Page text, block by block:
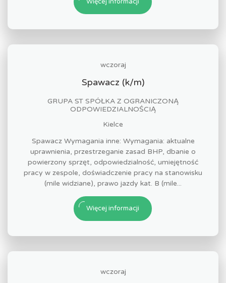
wczoraj
Spawacz (k/m)
GRUPA ST SPÓŁKA Z OGRANICZONĄ
ODPOWIEDZIALNOŚCIĄ
Kielce
Spawacz Wymagania inne: Wymagania: aktualne
uprawnienia, przestrzeganie zasad BHP, dbanie o
powierzony sprzęt, odpowiedzialność, umiejętność
pracy w zespole, doświadczenie pracy na stanowisku
(mile widziane), prawo jazdy kat. B (mile...
Więcej informacji
wczoraj